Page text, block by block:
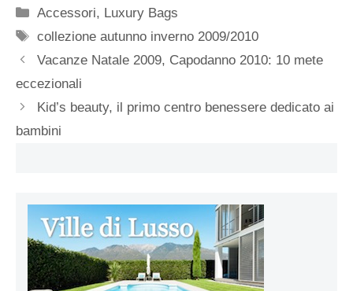
Categorie
Accessori, Luxury Bags
Tag
collezione autunno inverno 2009/2010
Vacanze Natale 2009, Capodanno 2010: 10 mete
eccezionali
Kid’s beauty, il primo centro benessere dedicato ai
bambini